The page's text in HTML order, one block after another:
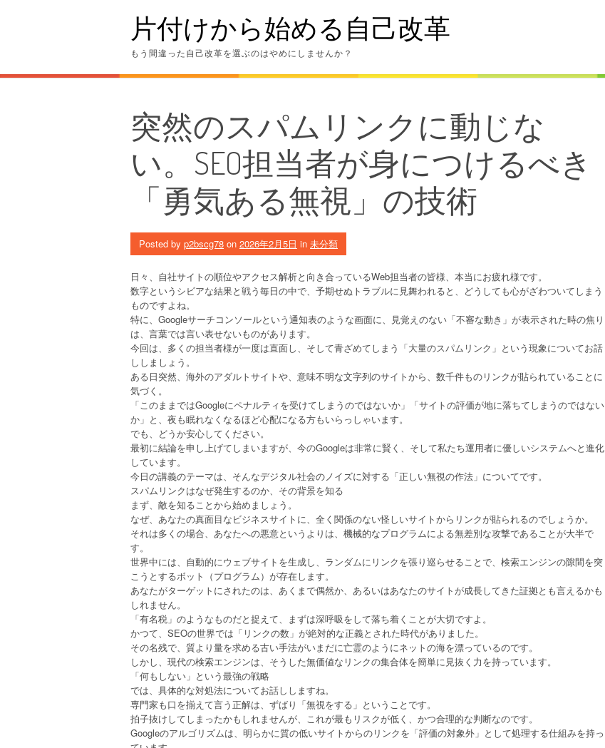
片付けから始める自己改革
もう間違った自己改革を選ぶのはやめにしませんか？
突然のスパムリンクに動じな
い。SEO担当者が身につけるべき
「勇気ある無視」の技術
Posted by p2bscg78 on 2026年2月5日 in 未分類
日々、自社サイトの順位やアクセス解析と向き合っているWeb担当者の皆様、本当にお疲れ様です。
数字というシビアな結果と戦う毎日の中で、予期せぬトラブルに見舞われると、どうしても心がざわついてしまう
ものですよね。
特に、Googleサーチコンソールという通知表のような画面に、見覚えのない「不審な動き」が表示された時の焦り
は、言葉では言い表せないものがあります。
今回は、多くの担当者様が一度は直面し、そして青ざめてしまう「大量のスパムリンク」という現象についてお話
ししましょう。
ある日突然、海外のアダルトサイトや、意味不明な文字列のサイトから、数千件ものリンクが貼られていることに
気づく。
「このままではGoogleにペナルティを受けてしまうのではないか」「サイトの評価が地に落ちてしまうのではない
か」と、夜も眠れなくなるほど心配になる方もいらっしゃいます。
でも、どうか安心してください。
最初に結論を申し上げてしまいますが、今のGoogleは非常に賢く、そして私たち運用者に優しいシステムへと進化
しています。
今日の講義のテーマは、そんなデジタル社会のノイズに対する「正しい無視の作法」についてです。
スパムリンクはなぜ発生するのか、その背景を知る
まず、敵を知ることから始めましょう。
なぜ、あなたの真面目なビジネスサイトに、全く関係のない怪しいサイトからリンクが貼られるのでしょうか。
それは多くの場合、あなたへの悪意というよりは、機械的なプログラムによる無差別な攻撃であることが大半で
す。
世界中には、自動的にウェブサイトを生成し、ランダムにリンクを張り巡らせることで、検索エンジンの隙間を突
こうとするボット（プログラム）が存在します。
あなたがターゲットにされたのは、あくまで偶然か、あるいはあなたのサイトが成長してきた証拠とも言えるかも
しれません。
「有名税」のようなものだと捉えて、まずは深呼吸をして落ち着くことが大切ですよ。
かつて、SEOの世界では「リンクの数」が絶対的な正義とされた時代がありました。
その名残で、質より量を求める古い手法がいまだに亡霊のようにネットの海を漂っているのです。
しかし、現代の検索エンジンは、そうした無価値なリンクの集合体を簡単に見抜く力を持っています。
「何もしない」という最強の戦略
では、具体的な対処法についてお話ししますね。
専門家も口を揃えて言う正解は、ずばり「無視をする」ということです。
拍子抜けしてしまったかもしれませんが、これが最もリスクが低く、かつ合理的な判断なのです。
Googleのアルゴリズムは、明らかに質の低いサイトからのリンクを「評価の対象外」として処理する仕組みを持っ